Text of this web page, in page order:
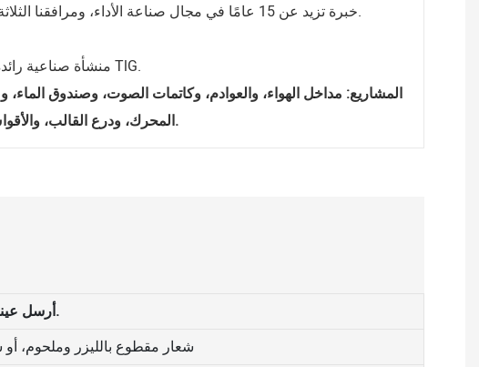
خبرة تزيد عن 15 عامًا في مجال صناعة الأداء، ومرافقنا الثلاثة لضمان أن تكون منتجاتك أو تصميماتك كاملة بلمسة نهائية فريدة ومختلفة في السوق، لتتفوق على منافسيك.
منشأة صناعية رائدة في تصنيع منتجات التيتانيوم والألومنيوم والفولاذ المقاوم للصدأ بتقنية TlG.
المشاريع: مداخل الهواء، والعوادم، وكاتمات الصوت، وصندوق الماء،
المحرك، ودرع القالب، والأقواس، والمصدات، والرفوف، وغيرها من أعمال ضغط القوالب أو أعمال التصنيع.
أرسل عينتك أو رسمك، أو استخدم قالبنا أو جهاز التثبيت الخاص بنا.
شعار مقطوع بالليزر وملحوم،